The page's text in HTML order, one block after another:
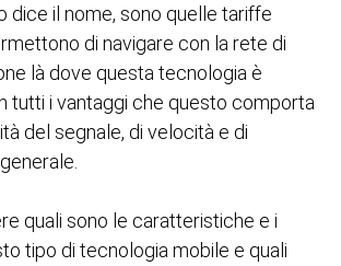
dice il nome, sono quelle tariffe
di navigare con la rete di
là dove questa tecnologia è
tutti i vantaggi che questo comporta
del segnale, di velocità e di
quali sono le caratteristiche e i
tipo di tecnologia mobile e quali